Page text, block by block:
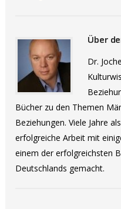
Über
Dr.
Bücher zu den Themen
Beziehungen. Viele Jahre
erfolgreiche Arbeit mit
einem der erfolgreichsten
Deutschlands gemacht.